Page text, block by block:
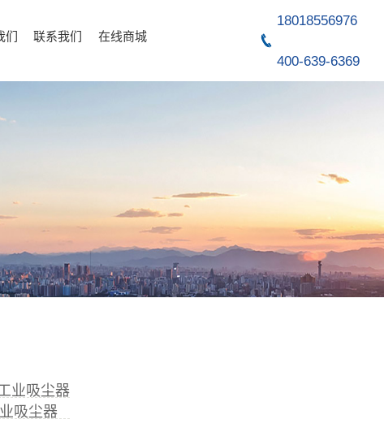
们 联系我们 在线商城
18018556976
400-639-6369
业吸尘器
吸尘器